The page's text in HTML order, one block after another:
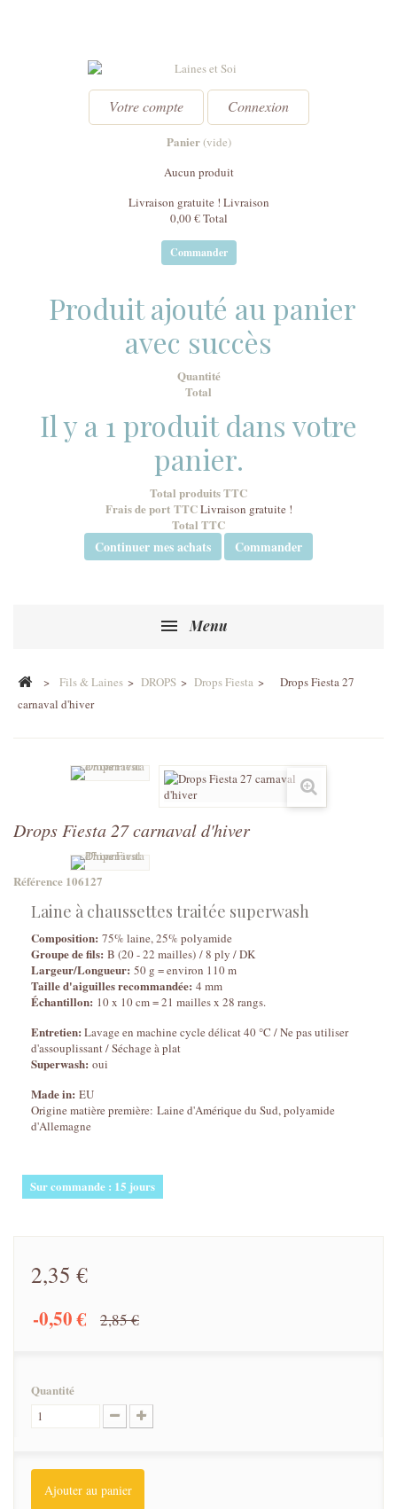
Votre compte Connexion
Panier(vide)
Aucun produit
Livraison gratuite ! Livraison
0,00 €Total
Commander
Produit ajouté au panier
avec succès
Quantité
Total
Il y a 1 produit dans votre
panier.
Total produits TTC
Frais de port TTCLivraison gratuite !
Total TTC
Continuer mes achats Commander
Menu
> Fils & Laines > DROPS > Drops Fiesta >
Drops Fiesta 27
carnaval d'hiver
Drops Fiesta 27 carnaval d'hiver
Référence 106127
Laine à chaussettes traitée superwash
Composition: 75% laine, 25% polyamide
Groupe de fils: B (20 - 22 mailles) / 8 ply / DK
Largeur/Longueur: 50 g = environ 110 m
Taille d'aiguilles recommandée: 4 mm
Échantillon: 10 x 10 cm = 21 mailles x 28 rangs.
Entretien: Lavage en machine cycle délicat 40 °C / Ne pas utiliser
d'assouplissant / Séchage à plat
Superwash: oui
Made in: EU
Origine matière première: Laine d'Amérique du Sud, polyamide
d'Allemagne
Sur commande : 15 jours
2,35 €
-0,50 € 2,85 €
Quantité
Ajouter au panier